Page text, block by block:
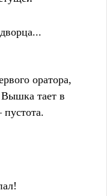
дворца...
оратора,
Вышка тает в
пустота.